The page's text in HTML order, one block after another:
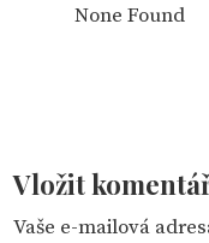
None Found
Vložit
Vaše e-mailová